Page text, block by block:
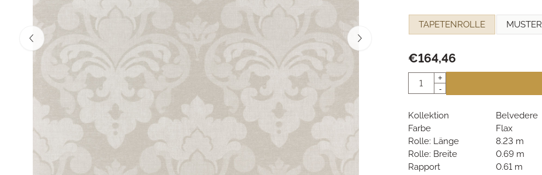
TAPETENROLLE
MUSTER
€164,46
Anzahl
+
-
Kollektion
Belvedere
Farbe
Flax
Rolle: Länge
8.23 m
Rolle: Breite
0.69 m
Rapport
0.61 m